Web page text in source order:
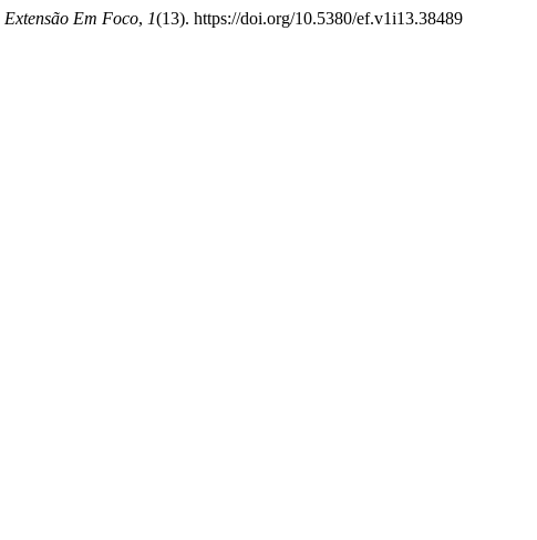
Extensão Em Foco, 1(13). https://doi.org/10.5380/ef.v1i13.38489